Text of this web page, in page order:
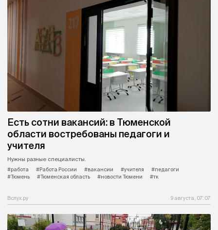
Есть сотни вакансий: в Тюменской
области востребованы педагоги и
учителя
Нужны разные специалисты.
#работа
#Работа России #вакансии #учителя
#педагоги
#Тюмень
#Тюменская область #новости Тюмени #тк
Вслух.ру 9 августа, 07:07